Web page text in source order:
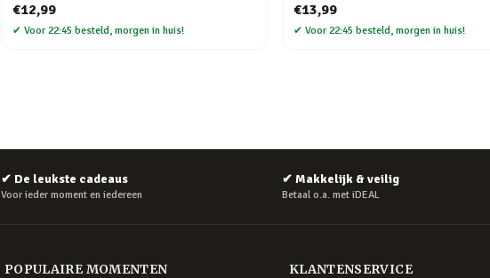
€12,99
✔ Voor 22:45 besteld, morgen in huis!
€13,99
✔ Voor 22:45 besteld, morgen in huis!
✔ De leukste cadeaus
Voor ieder moment en iedereen
✔ Makkelijk & veilig
Betaal o.a. met iDEAL
POPULAIRE MOMENTEN KLANTENSERVICE